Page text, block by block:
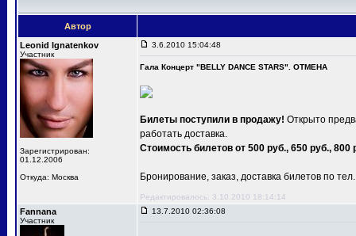
Автор
Leonid Ignatenkov
Участник
Зарегистрирован:
01.12.2006
Откуда: Москва
3.6.2010 15:04:48
Гала Концерт "BELLY DANCE STARS". ОТМЕНА
Билеты поступили в продажу! Открыто
работать доставка.
Стоимость билетов от 500 руб., 650 руб., 800
Бронирование, заказ, доставка билетов по
Редактировалось: 3.10.2010 18:14:14
Fannana
Участник
13.7.2010 02:36:08